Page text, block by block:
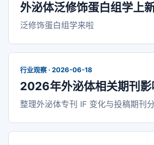
外泌体泛修饰蛋白组学上
泛修饰蛋白组学来啦
行业观察 · 2026-06-18
2026年外泌体相关期刊影
整理外泌体专刊 IF 变化与投稿期刊分